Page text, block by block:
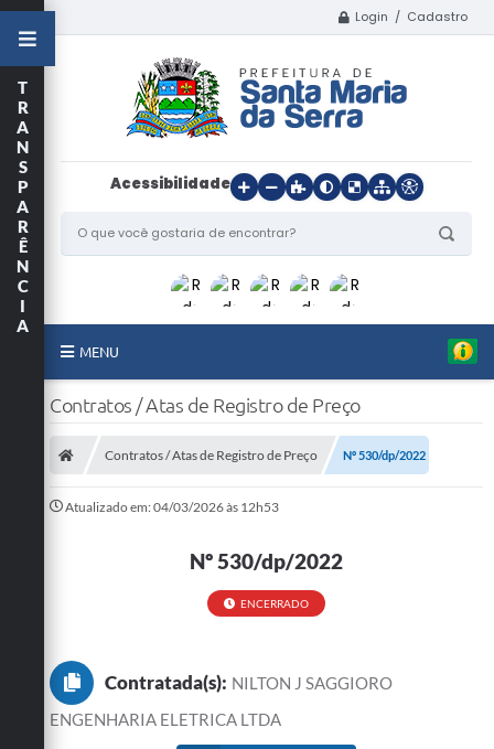
Login / Cadastro
Acessibilidade
MENU
Início
Legislação
Editais
T
R
A
N
S
P
A
R
Ê
N
C
I
A
Contratos / Atas de Registro de Preço
Contratos / Atas de Registro de Preço Nº 530/dp/2022
Atualizado em: 04/03/2026 às 12h53
Nº 530/dp/2022
ENCERRADO
Contratada(s): NILTON J SAGGIORO
ENGENHARIA ELETRICA LTDA